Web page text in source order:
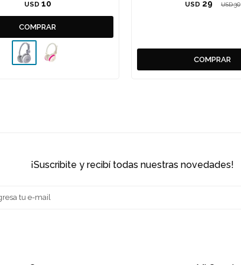
USD 10 USD 29 USD 30
¡suscribite y recibí todas nuestras novedades!